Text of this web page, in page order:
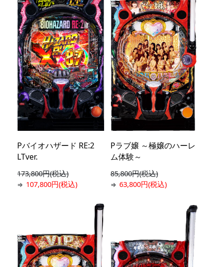
Pバイオハザード RE:2
LTver.
173,800円(税込)
⇒ 107,800円(税込)
Pラブ嬢 ～極嬢のハーレ
ム体験～
85,800円(税込)
⇒63,800円(税込)